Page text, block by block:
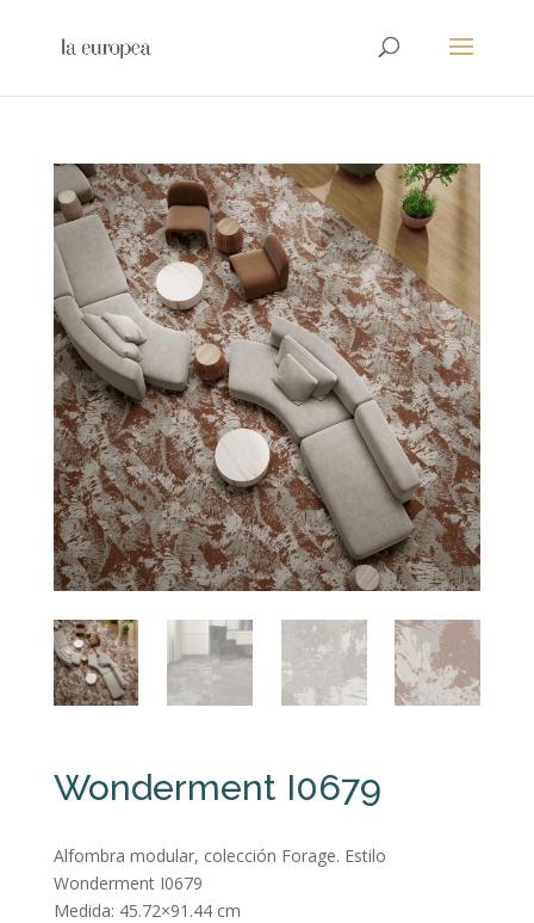
Wonderment I0679
Alfombra modular, colección Forage. Estilo
Wonderment I0679
Medida: 45.72×91.44 cm